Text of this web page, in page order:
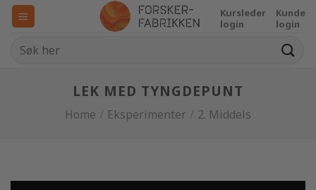
Skip
content
Kursleder
login
Kunde
login
LEK MED TYNGDEPUNT
Home / Eksperimenter / 2. Middels